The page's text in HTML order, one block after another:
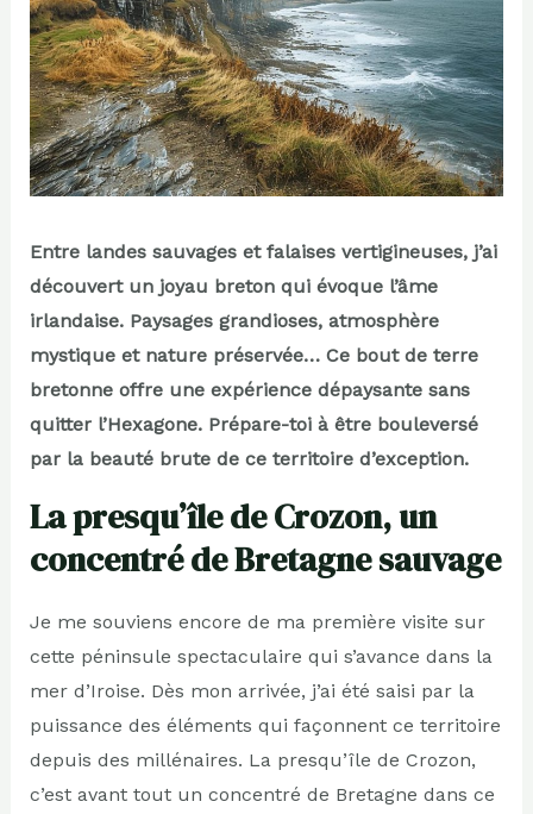
Entre landes sauvages et falaises vertigineuses, j’ai
découvert un joyau breton qui évoque l’âme
irlandaise. Paysages grandioses, atmosphère
mystique et nature préservée… Ce bout de terre
bretonne offre une expérience dépaysante sans
quitter l’Hexagone. Prépare-toi à être bouleversé
par la beauté brute de ce territoire d’exception.
La presqu’île de Crozon, un
concentré de Bretagne sauvage
Je me souviens encore de ma première visite sur
cette péninsule spectaculaire qui s’avance dans la
mer d’Iroise. Dès mon arrivée, j’ai été saisi par la
puissance des éléments qui façonnent ce territoire
depuis des millénaires. La presqu’île de Crozon,
c’est avant tout un concentré de Bretagne dans ce